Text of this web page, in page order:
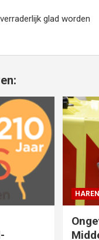
glad worden
HAREN